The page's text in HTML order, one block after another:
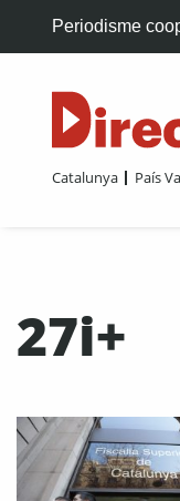
Periodisme
Catalunya País
27i+